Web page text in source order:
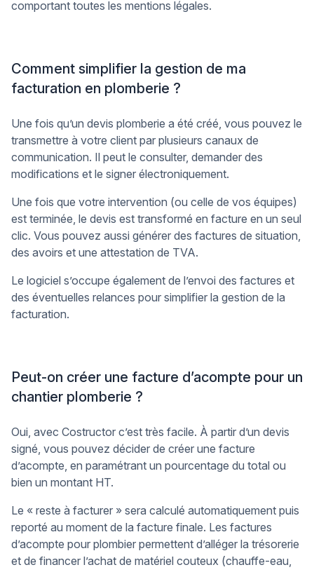
comportant toutes les mentions légales.
Comment simplifier la gestion de ma
facturation en plomberie ?
Une fois qu’un devis plomberie a été créé, vous pouvez le
transmettre à votre client par plusieurs canaux de
communication. Il peut le consulter, demander des
modifications et le signer électroniquement.
Une fois que votre intervention (ou celle de vos équipes)
est terminée, le devis est transformé en facture en un seul
clic. Vous pouvez aussi générer des factures de situation,
des avoirs et une attestation de TVA.
Le logiciel s’occupe également de l’envoi des factures et
des éventuelles relances pour simplifier la gestion de la
facturation.
Peut-on créer une facture d’acompte pour un
chantier plomberie ?
Oui, avec Costructor c’est très facile. À partir d’un devis
signé, vous pouvez décider de créer une facture
d’acompte, en paramétrant un pourcentage du total ou
bien un montant HT.
Le « reste à facturer » sera calculé automatiquement puis
reporté au moment de la facture finale. Les factures
d’acompte pour plombier permettent d’alléger la trésorerie
et de financer l’achat de matériel couteux (chauffe-eau,